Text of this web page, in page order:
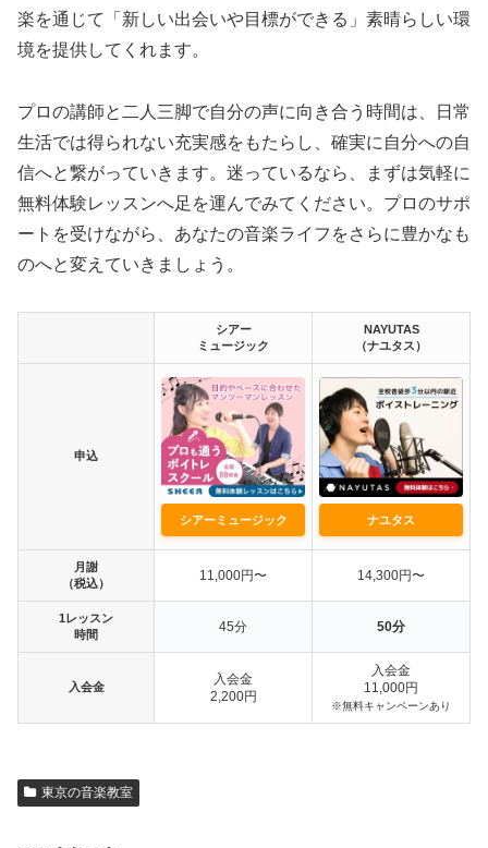
楽を通じて「新しい出会いや目標ができる」素晴らしい環
境を提供してくれます。
プロの講師と二人三脚で自分の声に向き合う時間は、日常
生活では得られない充実感をもたらし、確実に自分への自
信へと繋がっていきます。迷っているなら、まずは気軽に
無料体験レッスンへ足を運んでみてください。プロのサポ
ートを受けながら、あなたの音楽ライフをさらに豊かなも
のへと変えていきましょう。
シアー
ミュージック
NAYUTAS
（ナユタス）
申込
シアーミュージック ナユタス
月謝
（税込）
11,000円〜 14,300円〜
1レッスン
時間
45分 50分
入会金
入会金
2,200円
入会金
11,000円
※無料キャンペーンあり
東京の音楽教室